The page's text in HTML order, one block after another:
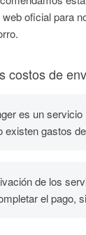
oficial para
costos de
es un servicio
existen gastos
de los
el pago,